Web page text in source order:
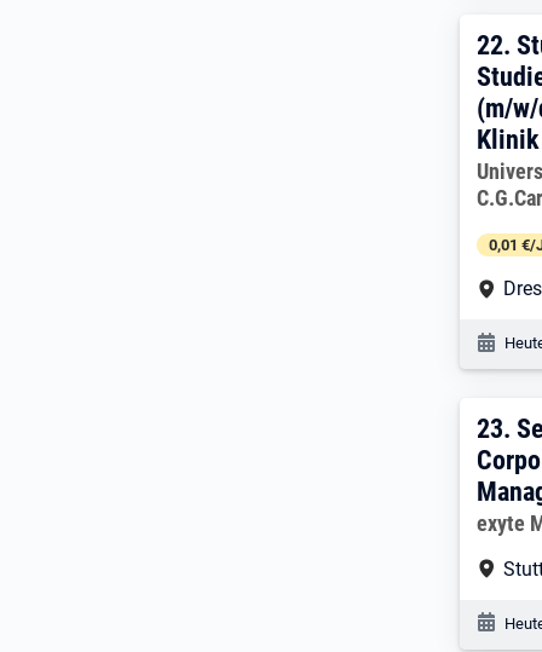
22.
22.
(m/
0,01 €/
23.
23.
exyte